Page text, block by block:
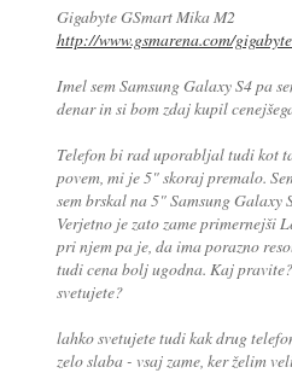
Gigabyte GSmart Mika M2
http://www.gsmarena.com/
Imel sem Samsung Galaxy S4 pa
denar in si bom zdaj kupil
Telefon bi rad uporabljal tudi kot
povem, mi je 5" skoraj premalo.
sem brskal na 5" Samsung
Verjetno je zato zame primernejši
pri njem pa je, da ima porazno
tudi cena bolj ugodna. Kaj
svetujete?
lahko svetujete tudi kak drug
zelo slaba - vsaj zame, ker želim